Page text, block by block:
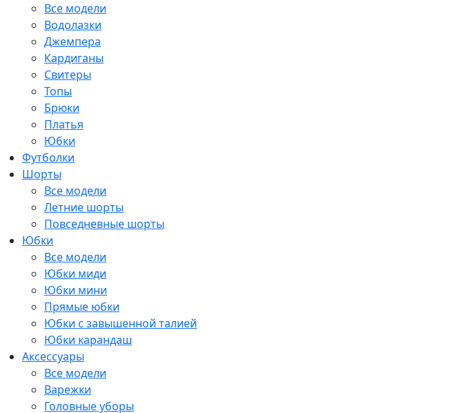
Все модели
Водолазки
Джемпера
Кардиганы
Свитеры
Топы
Брюки
Платья
Юбки
Футболки
Шорты
Все модели
Летние шорты
Повседневные шорты
Юбки
Все модели
Юбки миди
Юбки мини
Прямые юбки
Юбки с завышенной талией
Юбки карандаш
Аксессуары
Все модели
Варежки
Головные уборы